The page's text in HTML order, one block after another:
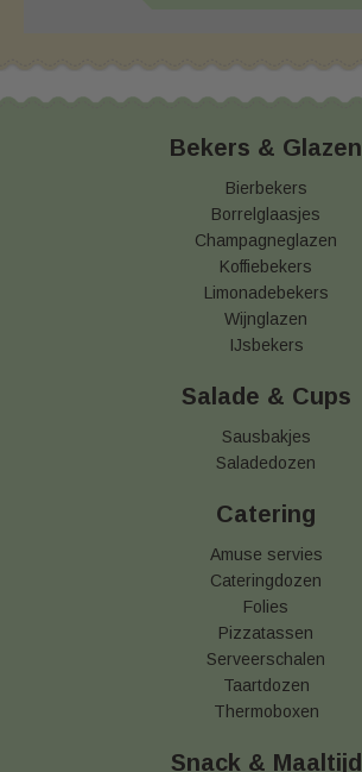
Bekers & Glazen
Bierbekers
Borrelglaasjes
Champagneglazen
Koffiebekers
Limonadebekers
Wijnglazen
IJsbekers
Salade & Cups
Sausbakjes
Saladedozen
Catering
Amuse servies
Cateringdozen
Folies
Pizzatassen
Serveerschalen
Taartdozen
Thermoboxen
Snack & Maaltijd